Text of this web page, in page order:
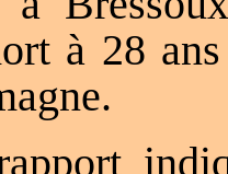
à 28